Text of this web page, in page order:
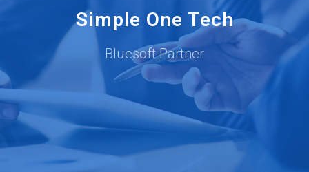
Simple One Tech
Bluesoft Partner